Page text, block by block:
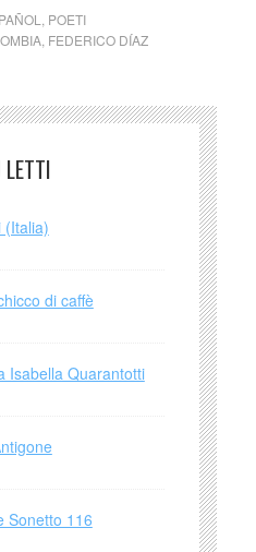
POETI
, FEDERICO DÍAZ
(Italia)
di caffè
Isabella Quarantotti
Sonetto 116